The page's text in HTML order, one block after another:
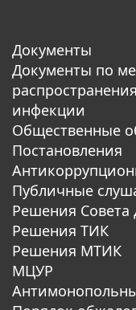
Документы
Документы по
инфекции
Общественные
Постановления
Публичные
Решения Совета
Решения ТИК
Решения МТИК
МЦУР